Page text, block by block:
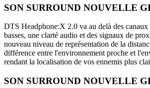
SON SURROUND NOUVELLE
DTS Headphone:X 2.0 va au delà des canaux
basses, une clarté audio et des signaux de
nouveau niveau de représentation de la
différence entre l'environnement proche et
rendant la localisation de vos ennemis plus
SON SURROUND NOUVELLE